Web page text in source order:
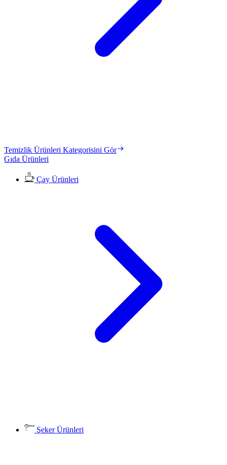
Temizlik Ürünleri Kategorisini Gör
Gıda Ürünleri
Çay Ürünleri
Şeker Ürünleri